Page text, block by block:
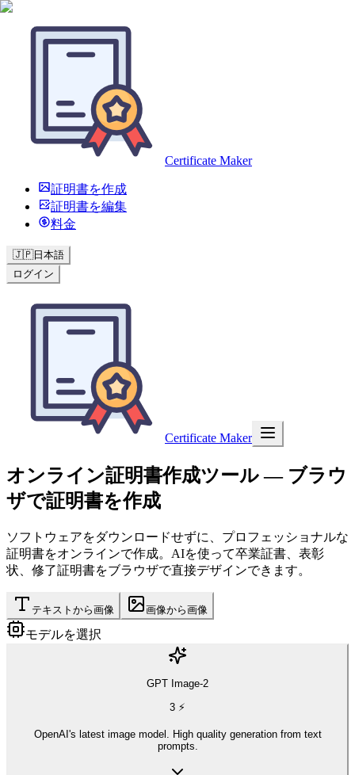
Certificate Maker
証明書を作成
証明書を編集
料金
🇯🇵日本語
ログイン
Certificate Maker
オンライン証明書作成ツール— ブラウ
ザで証明書を作成
ソフトウェアをダウンロードせずに、プロフェッショナルな
証明書をオンラインで作成。AIを使って卒業証書、表彰
状、修了証明書をブラウザで直接デザインできます。
テキストから画像 画像から画像
モデルを選択
GPT Image-2
3 ⚡
OpenAI's latest image model. High quality generation from text
prompts.